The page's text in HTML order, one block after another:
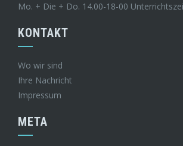
Mo. + Die + Do. 14.00-18-00
KONTAKT
Wo wir sind
Ihre Nachricht
Impressum
META